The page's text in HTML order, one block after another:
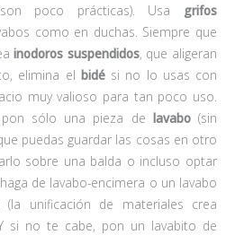
poco prácticas). Usa grifos
como en duchas. Siempre que
inodoros suspendidos, que aligeran
elimina el bidé si no lo usas con
muy valioso para tan poco uso.
sólo una pieza de lavabo(sin
puedas guardar las cosas en otro
sobre una balda o incluso optar
de lavabo-encimera o un lavabo
unificación de materiales crea
si no te cabe, pon un lavabito de